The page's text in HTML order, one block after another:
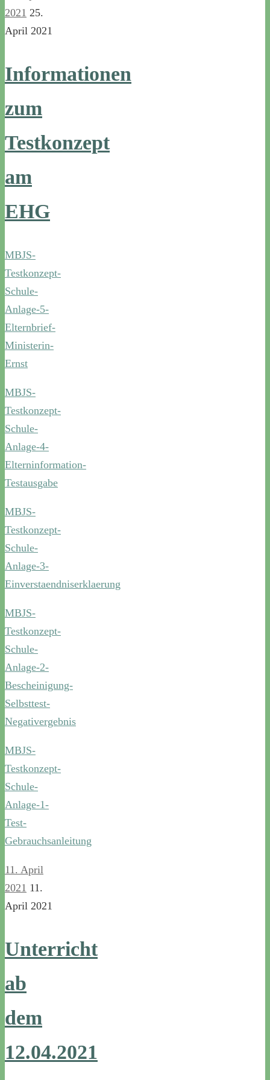
2021 25.
April 2021
Informationen
zum
Testkonzept
am
EHG
MBJS-
Testkonzept-
Schule-
Anlage-5-
Elternbrief-
Ministerin-
Ernst
MBJS-
Testkonzept-
Schule-
Anlage-4-
Elterninformation-
Testausgabe
MBJS-
Testkonzept-
Schule-
Anlage-3-
Einverstaendniserklaerung
MBJS-
Testkonzept-
Schule-
Anlage-2-
Bescheinigung-
Selbsttest-
Negativergebnis
MBJS-
Testkonzept-
Schule-
Anlage-1-
Test-
Gebrauchsanleitung
11. April
2021 11.
April 2021
Unterricht
ab
dem
12.04.2021